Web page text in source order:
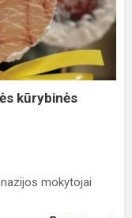
kūrybinės
mokytojai